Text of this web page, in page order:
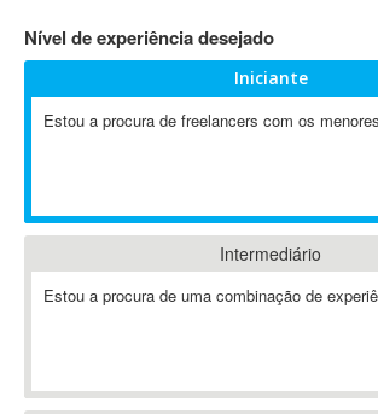
A2Billing
Ab Initio
ABIS
AbleCommerce
Ableton
Abstract
Nível de experiência desejado
Iniciante
Estou a procura de freelancers com os
Intermediário
Estou a procura de uma combinação de